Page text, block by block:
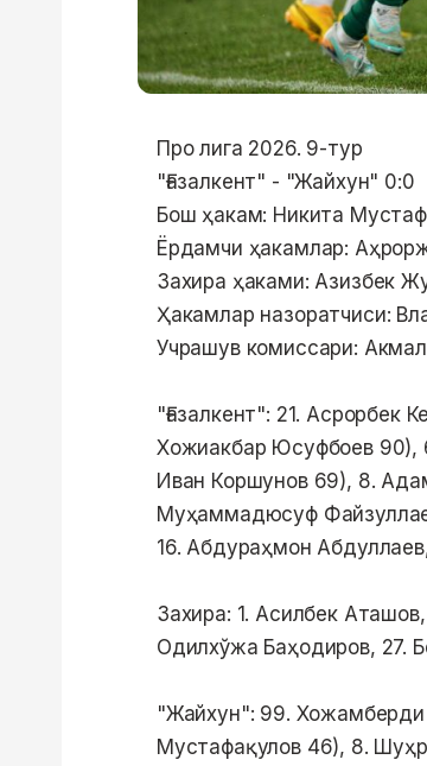
Про лига 2026. 9-тур
"Ғазалкент" - "Жайхун" 0:0
Бош ҳакам: Никита
Ёрдамчи ҳакамлар:
Захира ҳаками: Азизбек
Ҳакамлар назоратчиси:
Учрашув комиссари:
"Ғазалкент": 21.
Хожиакбар Юсуфбоев 90),
Иван Коршунов 69), 8.
Муҳаммадюсуф
16. Абдураҳмон
Захира: 1. Асилбек
Одилхўжа Баҳодиров, 27.
"Жайхун": 99. Хожамберди
Мустафақулов 46), 8.